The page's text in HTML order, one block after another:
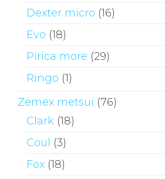
Dexter micro (16)
Evo (18)
Pirica more (29)
Ringo (1)
Zemex metsui (76)
Clark (18)
Coul
(3)
Fox (18)